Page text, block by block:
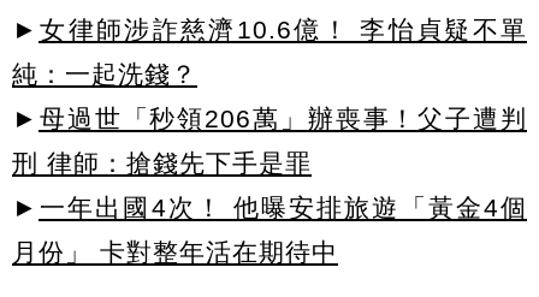
► 女律師涉詐慈濟10.6億！ 李怡貞疑不單
純：一起洗錢？
► 母過世「秒領206萬」辦喪事！父子遭判
刑 律師：搶錢先下手是罪
► 一年出國4次！ 他曝安排旅遊「黃金4個
月份」 卡對整年活在期待中